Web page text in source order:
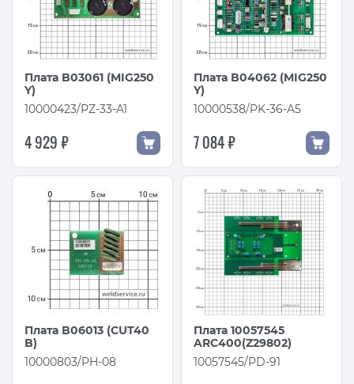
Плата B03061 (MIG250
Y)
10000423/PZ-33-A1
4 929 ₽
Плата B04062 (MIG250
Y)
10000538/PK-36-A5
7 084 ₽
Плата B06013 (CUT40
B)
10000803/PH-08
Плата 10057545
ARC400(Z29802)
10057545/PD-91